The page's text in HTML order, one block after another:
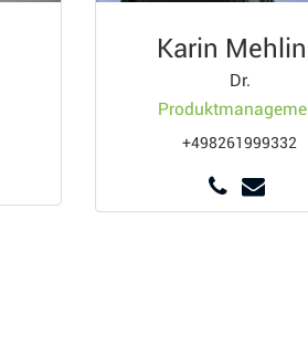
Karin
Dr.
+498261999332